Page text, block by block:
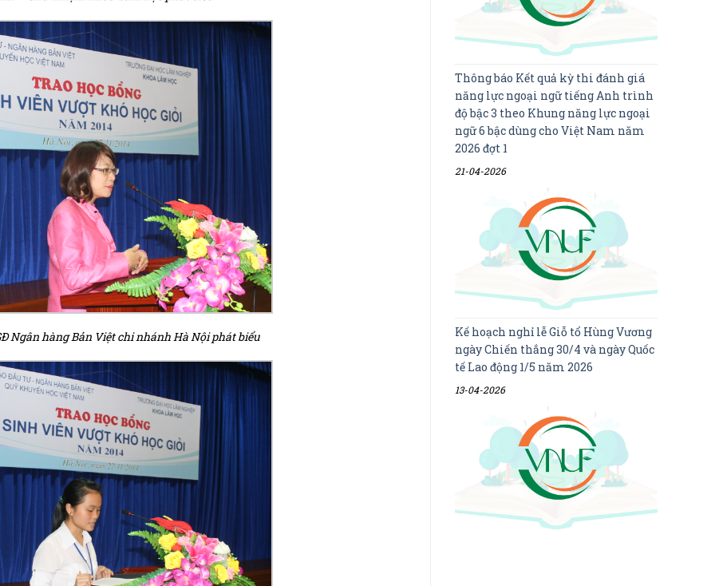
Ngân hàng Bản Việt chi nhánh Hà Nội phát biểu
Thông báo Kết quả kỳ thi đánh giá
năng lực ngoại ngữ tiếng Anh trình
độ bậc 3 theo Khung năng lực ngoại
ngữ 6 bậc dùng cho Việt Nam năm
2026 đợt 1
21-04-2026
Kế hoạch nghỉ lễ Giỗ tổ Hùng Vương
ngày Chiến thắng 30/4 và ngày Quốc
tế Lao động 1/5 năm 2026
13-04-2026